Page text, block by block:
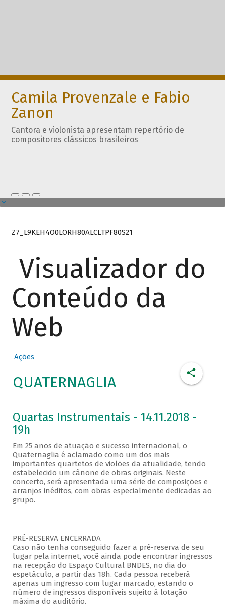
Camila Provenzale e Fabio
Zanon
Cantora e violonista apresentam repertório de
compositores clássicos brasileiros
Z7_L9KEH4O0LORH80ALCLTPF80S21
Visualizador do
Conteúdo da
Web
Ações
QUATERNAGLIA
Quartas Instrumentais - 14.11.2018 -
19h
Em 25 anos de atuação e sucesso internacional, o
Quaternaglia é aclamado como um dos mais
importantes quartetos de violões da atualidade, tendo
estabelecido um cânone de obras originais. Neste
concerto, será apresentada uma série de composições e
arranjos inéditos, com obras especialmente dedicadas ao
grupo.
PRÉ-RESERVA ENCERRADA
Caso não tenha conseguido fazer a pré-reserva de seu
lugar pela internet, você ainda pode encontrar ingressos
na recepção do Espaço Cultural BNDES, no dia do
espetáculo, a partir das 18h. Cada pessoa receberá
apenas um ingresso com lugar marcado, estando o
número de ingressos disponíveis sujeito à lotação
máxima do auditório.